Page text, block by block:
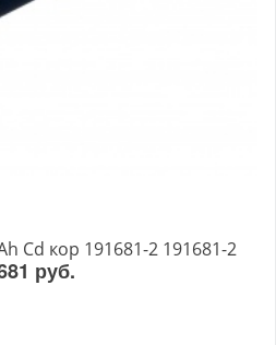
Cd кор 191681-2 191681-2
руб.